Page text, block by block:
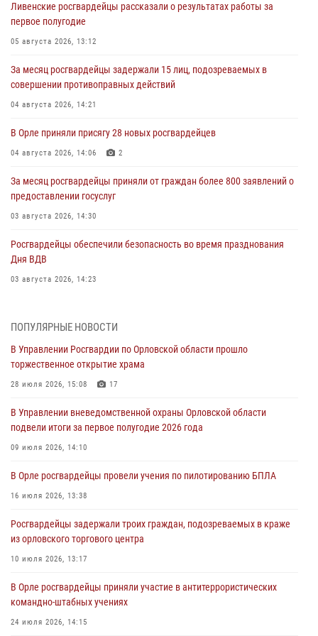
Ливенские росгвардейцы рассказали о результатах работы за
первое полугодие
05 августа 2026, 13:12
За месяц росгвардейцы задержали 15 лиц, подозреваемых в
совершении противоправных действий
04 августа 2026, 14:21
В Орле приняли присягу 28 новых росгвардейцев
04 августа 2026, 14:06 2
За месяц росгвардейцы приняли от граждан более 800 заявлений о
предоставлении госуслуг
03 августа 2026, 14:30
Росгвардейцы обеспечили безопасность во время празднования
Дня ВДВ
03 августа 2026, 14:23
участке
Жительница Мценска сдала в Росгвардию незарегистрированное
ружьё
Сотрудники Росгвардии пресекли дебош в орловском кафе
30 июля 2026, 14:27
Росгвардейцы проверили антитеррористическую защищённость
детских лагерей «Мечта» и «Лесной»
ПОПУЛЯРНЫЕ НОВОСТИ
В Управлении Росгвардии по Орловской области прошло
торжественное открытие храма
28 июля 2026, 15:08 17
В Управлении вневедомственной охраны Орловской области
подвели итоги за первое полугодие 2026 года
09 июля 2026, 14:10
В Орле росгвардейцы провели учения по пилотированию БПЛА
16 июля 2026, 13:38
Росгвардейцы задержали троих граждан, подозреваемых в краже
из орловского торгового центра
10 июля 2026, 13:17
В Орле росгвардейцы приняли участие в антитеррористических
командно-штабных учениях
24 июля 2026, 14:15